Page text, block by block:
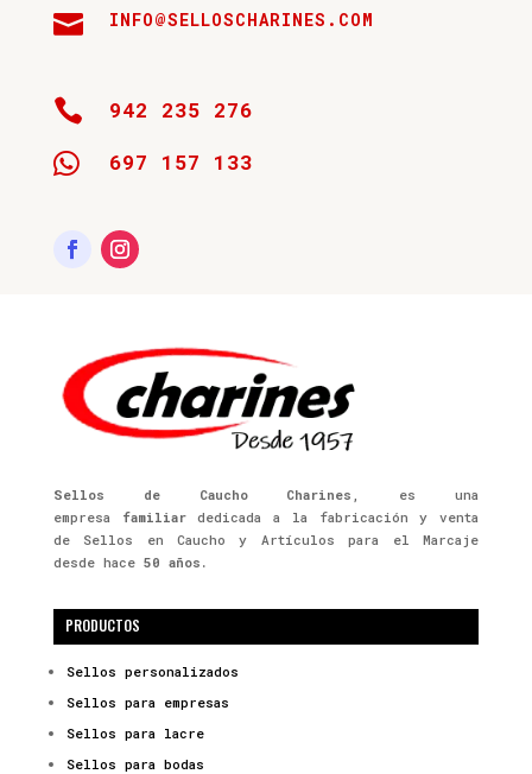
 INFO@SELLOSCHARINES.COM
 942 235 276
 697 157 133
Sellos de Caucho Charines , es una
empresa familiardedicada a la fabricación y venta
de Sellos en Caucho y Artículos para el Marcaje
desde hace 50 años.
PRODUCTOS
Sellos personalizados
Sellos para empresas
Sellos para lacre
Sellos para bodas